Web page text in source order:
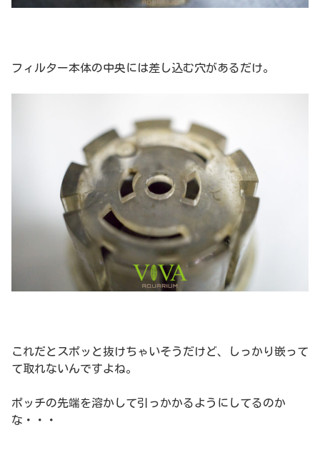
フィルター本体の中央には差し込む穴があるだけ。
これだとスポッと抜けちゃいそうだけど、しっかり嵌って
て取れないんですよね。
ポッチの先端を溶かして引っかかるようにしてるのか
な・・・